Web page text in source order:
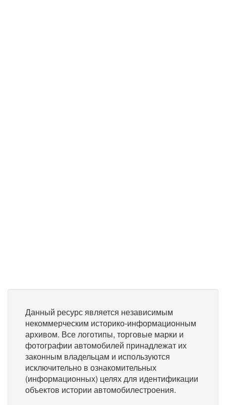
Данный ресурс является независимым
некоммерческим историко-информационным
архивом. Все логотипы, торговые марки и
фотографии автомобилей принадлежат их
законным владельцам и используются
исключительно в ознакомительных
(информационных) целях для идентификации
объектов истории автомобилестроения.